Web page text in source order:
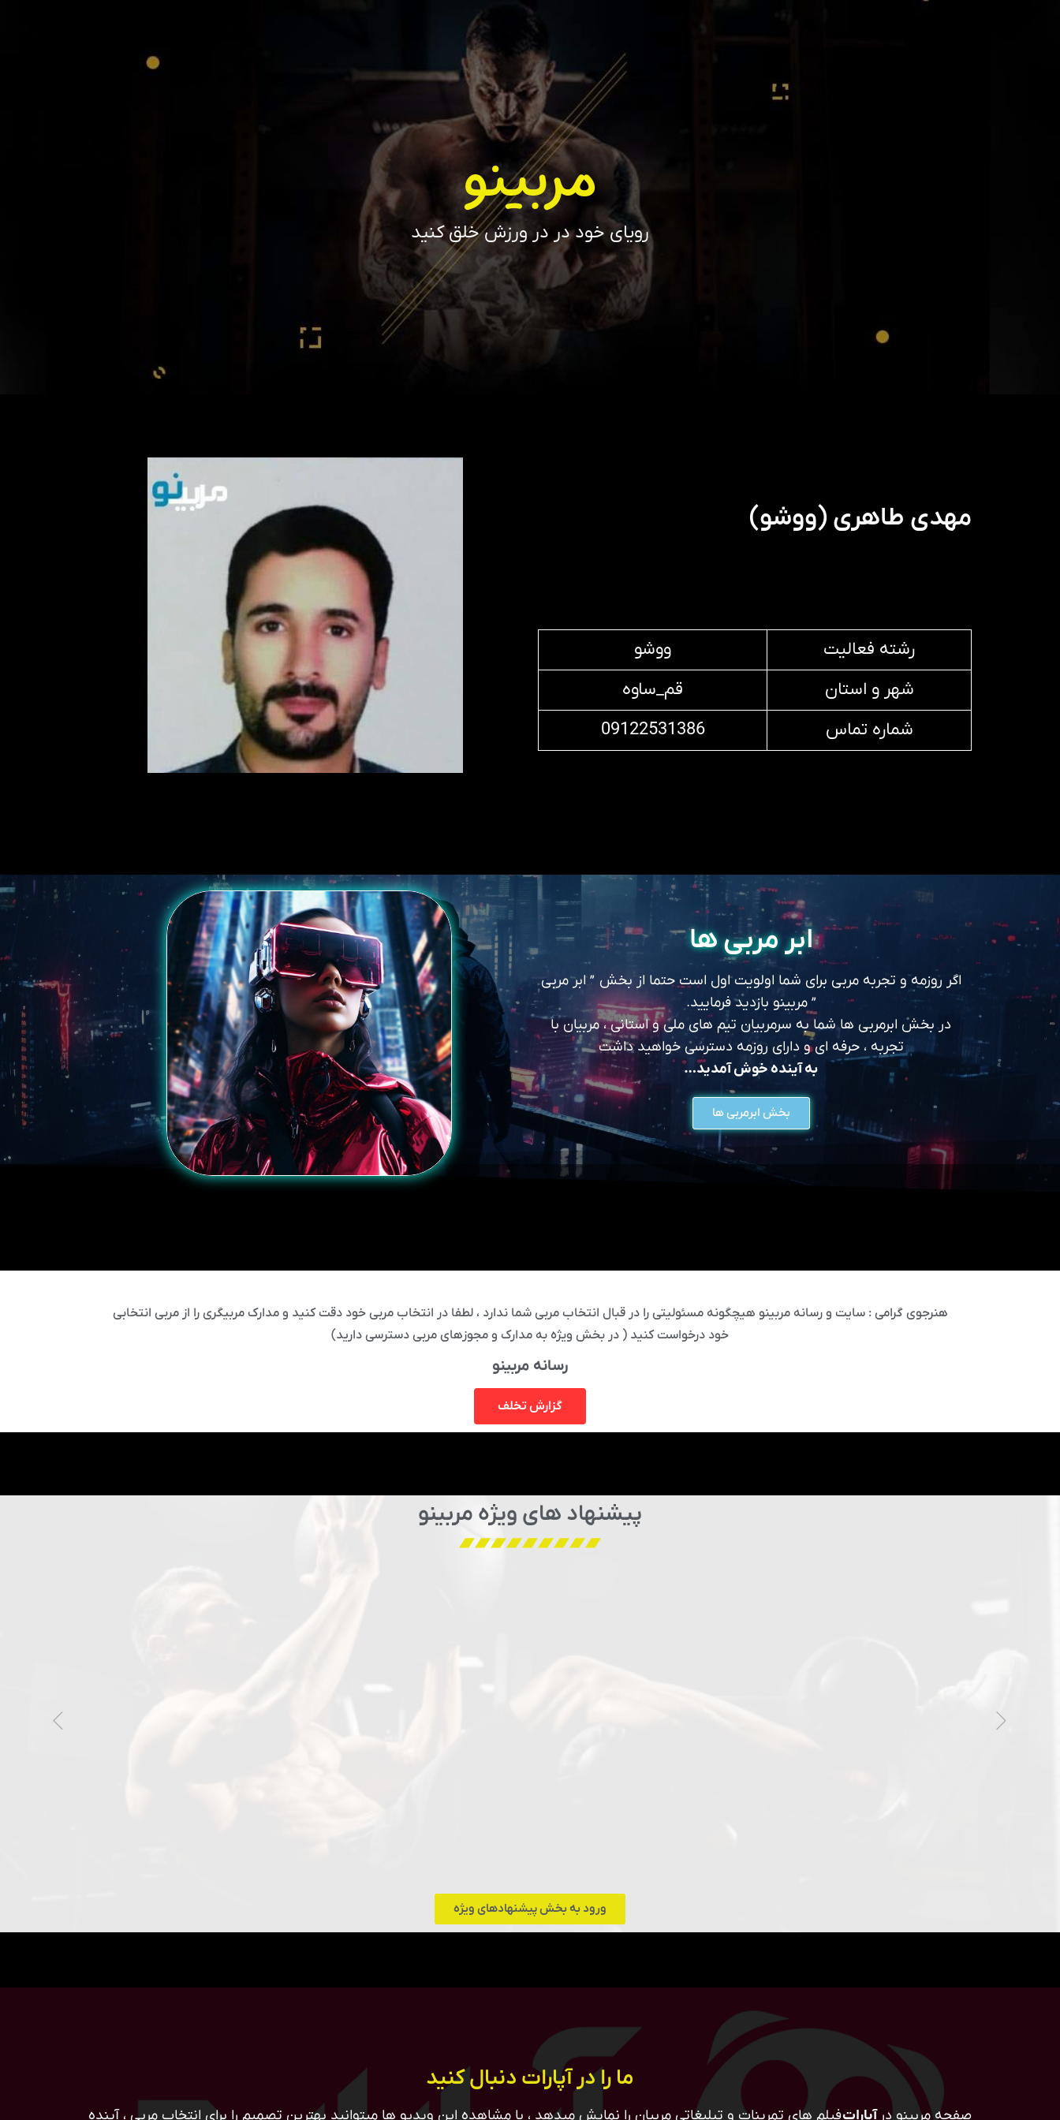
مربینو
رویای خود در در ورزش خلق کنید
مهدی طاهری (ووشو)
رشته فعالیت
ووشو
شهر و استان
قم_ساوه
شماره تماس
09122531386
ابر مربی ها
اگر روزمه و تجربه مربی برای شما اولویت اول است حتما از بخش ” ابر مربی
” مربینو بازدید فرمایید.
در بخش ابرمربی ها شما به سرمربیان تیم های ملی و استانی ، مربیان با
تجربه ، حرفه ای و دارای روزمه دسترسی خواهید داشت
به آینده خوش آمدید…
بخش ابرمربی ها
هنرجوی گرامی : سایت و رسانه مربینو هیچگونه مسئولیتی را در قبال انتخاب مربی شما ندارد ، لطفا در انتخاب مربی خود دقت کنید و مدارک مربیگری را از مربی انتخابی
خود درخواست کنید ( در بخش ویژه به مدارک و مجوزهای مربی دسترسی دارید)
رسانه مربینو
گزارش تخلف
پیشنهاد های ویژه مربینو
ورود به بخش پیشنهادهای ویژه
ما را در آپارات دنبال کنید
صفحه مربینو در آپاراتفیلم های تمرینات و تبلیغاتی مربیان را نمایش میدهد ، با مشاهده این ویدیو ها میتوانید بهترین تصمیم را برای انتخاب مربی ، آینده